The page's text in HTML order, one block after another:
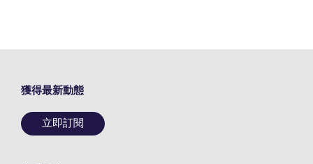
獲得最新動態
立即訂閱